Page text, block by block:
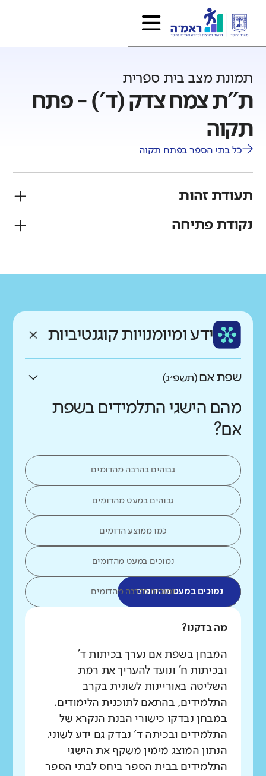
תמונת מצב בית ספרית
ת"ת צמח צדק (ד') - פתח
תקוה
כל בתי הספר בפתח תקוה
תעודת זהות
פיקוח
עברית ותיק
נקודת פתיחה
רקע חברתי כלכלי
נמוך ידע ומיומנויות קוגנטיביות
שפת אם(תשפ״ג)
מהם הישגי התלמידים בשפת
אם?
גבוהים בהרבה מהדומים
גבוהים במעט מהדומים
כמו ממוצע הדומים
נמוכים במעט מהדומים
נמוכים במעט מהדומיםנמוכים בהרבה מהדומים
מה בדקנו?
המבחן בשפת אם נערך בכיתות ד'
ובכיתות ח' ונועד להעריך את רמת
השליטה באוריינות לשונית בקרב
התלמידים, בהתאם לתוכנית הלימודים.
במבחן נבדקו כישורי הבנת הנקרא של
התלמידים ובכיתה ד' נבדק גם ידע לשוני.
הנתון המוצג מימין משקף את הישגי
התלמידים בבית הספר ביחס לבתי הספר